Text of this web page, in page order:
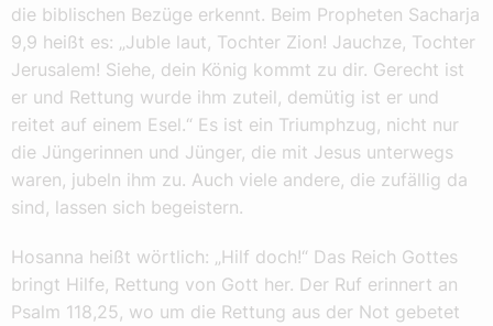
die biblischen Bezüge erkennt. Beim Propheten Sacharja
9,9 heißt es: „Juble laut, Tochter Zion! Jauchze, Tochter
Jerusalem! Siehe, dein König kommt zu dir. Gerecht ist
er und Rettung wurde ihm zuteil, demütig ist er und
reitet auf einem Esel.“ Es ist ein Triumphzug, nicht nur
die Jüngerinnen und Jünger, die mit Jesus unterwegs
waren, jubeln ihm zu. Auch viele andere, die zufällig da
sind, lassen sich begeistern.
Hosanna heißt wörtlich: „Hilf doch!“ Das Reich Gottes
bringt Hilfe, Rettung von Gott her. Der Ruf erinnert an
Psalm 118,25, wo um die Rettung aus der Not gebetet